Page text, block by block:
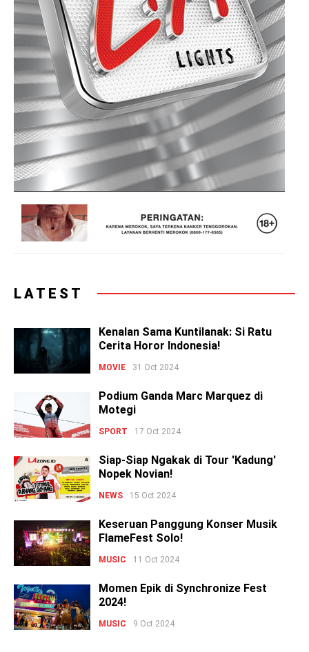
LATEST
Kenalan Sama Kuntilanak: Si Ratu
Cerita Horor Indonesia!
MOVIE 31 Oct 2024
Podium Ganda Marc Marquez di
Motegi
SPORT 17 Oct 2024
Siap-Siap Ngakak di Tour 'Kadung'
Nopek Novian!
NEWS 15 Oct 2024
Keseruan Panggung Konser Musik
FlameFest Solo!
MUSIC 11 Oct 2024
Momen Epik di Synchronize Fest
2024!
MUSIC 9 Oct 2024